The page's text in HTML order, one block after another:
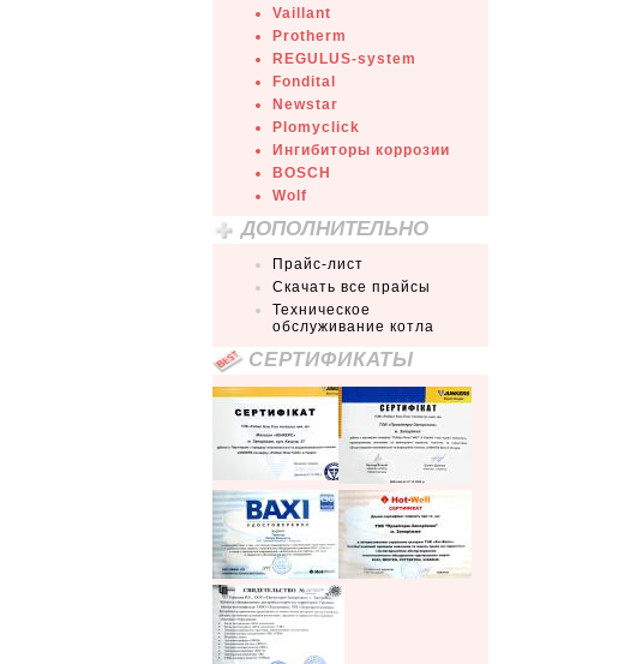
Vaillant
Protherm
REGULUS-system
Fondital
Newstar
Plomyclick
Ингибиторы коррозии
BOSCH
Wolf
ДОПОЛНИТЕЛЬНО
Прайс-лист
Скачать все прайсы
Техническое
обслуживание котла
СЕРТИФИКАТЫ